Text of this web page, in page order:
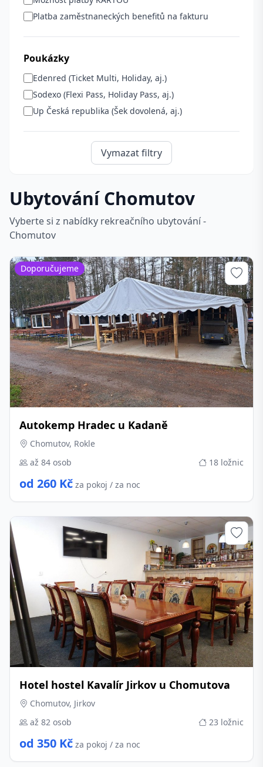
Platba zaměstnaneckých benefitů na fakturu
Poukázky
Edenred (Ticket Multi, Holiday, aj.)
Sodexo (Flexi Pass, Holiday Pass, aj.)
Up Česká republika (Šek dovolená, aj.)
Vymazat filtry
Ubytování Chomutov
Vyberte si z nabídky rekreačního ubytování -
Chomutov
Autokemp Hradec u Kadaně
Chomutov, Rokle
až 84 osob
18 ložnic
od 260 Kč za pokoj / za noc
Doporučujeme
Hotel hostel Kavalír Jirkov u Chomutova
Chomutov, Jirkov
až 82 osob
23 ložnic
od 350 Kč za pokoj / za noc